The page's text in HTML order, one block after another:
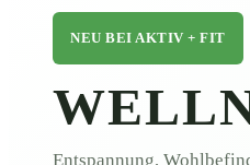
NEU BEI AKTIV + FIT
Entspannung,